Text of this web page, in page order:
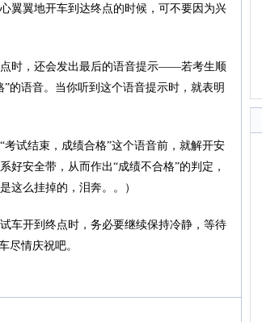
翼翼地开车到达终点的时候，可不要因为兴
时，还会发出最后的语音提示——若考生顺
的语音。当你听到这个语音提示时，就表明
试结束，成绩合格”这个语音前，就解开安
安全带，从而作出“成绩不合格”的判定，
这么挂掉的，泪奔。。）
车开到终点时，务必要继续保持冷静，等待
尽情庆祝吧。